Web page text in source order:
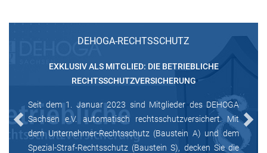
DEHOGA-RECHTSSCHUTZ
EXKLUSIV ALS MITGLIED: DIE BETRIEBLICHE
RECHTSSCHUTZVERSICHERUNG
Seit dem 1. Januar 2023 sind Mitglieder des DEHOGA
Sachsen e.V. automatisch rechtsschutzversichert. Mit
dem Unternehmer-Rechtsschutz (Baustein A) und dem
Spezial-Straf-Rechtsschutz (Baustein S), decken Sie die
Previous Next